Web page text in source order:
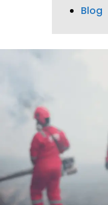
Blog